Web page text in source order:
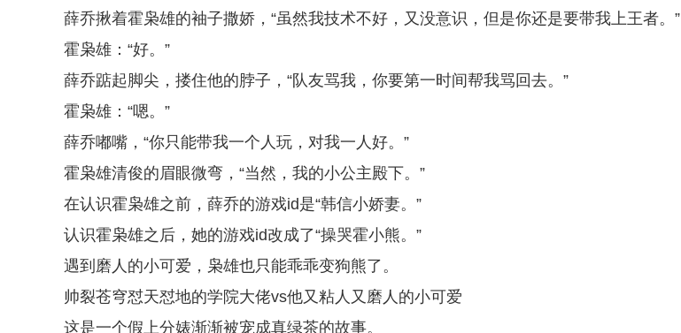
薛乔揪着霍枭雄的袖子撒娇，“虽然我技术不好，又没意识，但是你还是要带我上王者。”
霍枭雄：“好。”
薛乔踮起脚尖，搂住他的脖子，“队友骂我，你要第一时间帮我骂回去。”
霍枭雄：“嗯。”
薛乔嘟嘴，“你只能带我一个人玩，对我一人好。”
霍枭雄清俊的眉眼微弯，“当然，我的小公主殿下。”
在认识霍枭雄之前，薛乔的游戏id是“韩信小娇妻。”
认识霍枭雄之后，她的游戏id改成了“操哭霍小熊。”
遇到磨人的小可爱，枭雄也只能乖乖变狗熊了。
帅裂苍穹怼天怼地的学院大佬vs他又粘人又磨人的小可爱
这是一个假上分婊渐渐被宠成真绿茶的故事。